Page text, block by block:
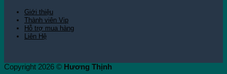
Giới thiệu
Thành viên Vip
Hỗ trợ mua hàng
Liên Hệ
Copyright 2026 © Hương Thịnh